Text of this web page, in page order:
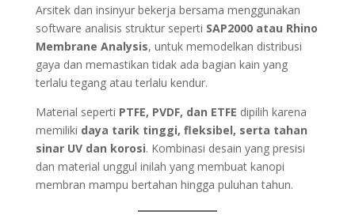
Arsitek dan insinyur bekerja bersama menggunakan
software analisis struktur seperti SAP2000 atau Rhino
Membrane Analysis, untuk memodelkan distribusi
gaya dan memastikan tidak ada bagian kain yang
terlalu tegang atau terlalu kendur.
Material seperti PTFE, PVDF, dan ETFE dipilih karena
memiliki daya tarik tinggi, fleksibel, serta tahan
sinar UV dan korosi. Kombinasi desain yang presisi
dan material unggul inilah yang membuat kanopi
membran mampu bertahan hingga puluhan tahun.